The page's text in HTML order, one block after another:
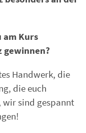
am Kurs
gewinnen?
Handwerk, die
die euch
wir sind gespannt